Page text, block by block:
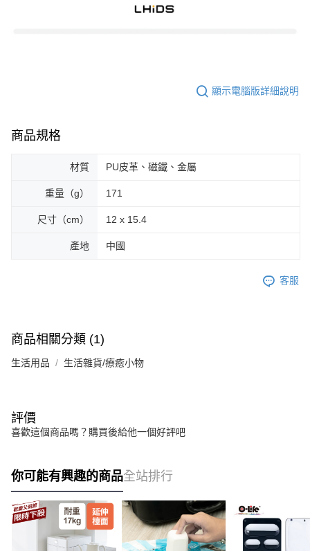
顯示電腦版詳細說明
商品規格
材質 PU皮革、磁鐵、金屬
重量（g） 171
尺寸（cm） 12 x 15.4
產地 中國
客服
商品相關分類 (1)
生活用品 生活雜貨/療癒小物
評價
喜歡這個商品嗎？購買後給他一個好評吧
你可能有興趣的商品全站排行